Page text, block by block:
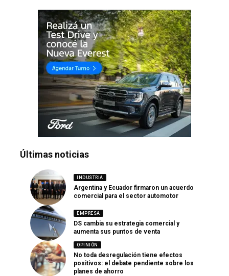
Últimas noticias
INDUSTRIA
Argentina y Ecuador firmaron un acuerdo
comercial para el sector automotor
EMPRESA
DS cambia su estrategia comercial y
aumenta sus puntos de venta
OPINIÓN
No toda desregulación tiene efectos
positivos: el debate pendiente sobre los
planes de ahorro